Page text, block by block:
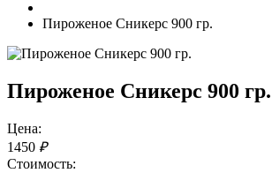
Пироженое Сникерс 900 гр.
Пироженое Сникерс 900 гр.
Цена:
1450 ₽
Стоимость: